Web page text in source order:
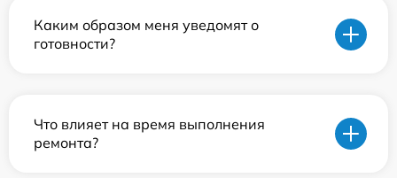
Каким образом меня уведомят о
готовности?
Что влияет на время выполнения
ремонта?